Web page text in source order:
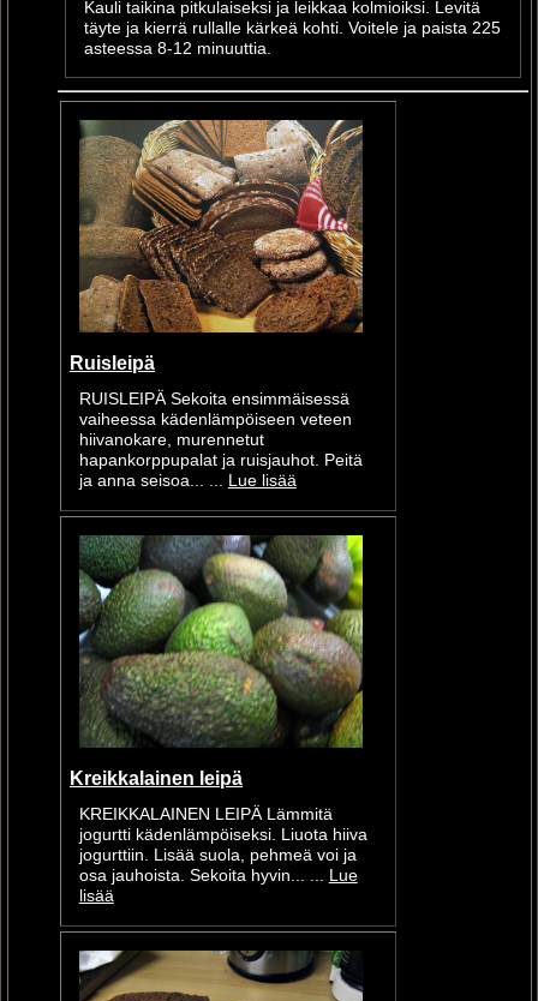
Kauli taikina pitkulaiseksi ja leikkaa kolmioiksi. Levitä
täyte ja kierrä rullalle kärkeä kohti. Voitele ja paista 225
asteessa 8-12 minuuttia.
Ruisleipä
RUISLEIPÄ Sekoita ensimmäisessä
vaiheessa kädenlämpöiseen veteen
hiivanokare, murennetut
hapankorppupalat ja ruisjauhot. Peitä
ja anna seisoa... ... Lue lisää
Kreikkalainen leipä
KREIKKALAINEN LEIPÄ Lämmitä
jogurtti kädenlämpöiseksi. Liuota hiiva
jogurttiin. Lisää suola, pehmeä voi ja
osa jauhoista. Sekoita hyvin... ... Lue
lisää